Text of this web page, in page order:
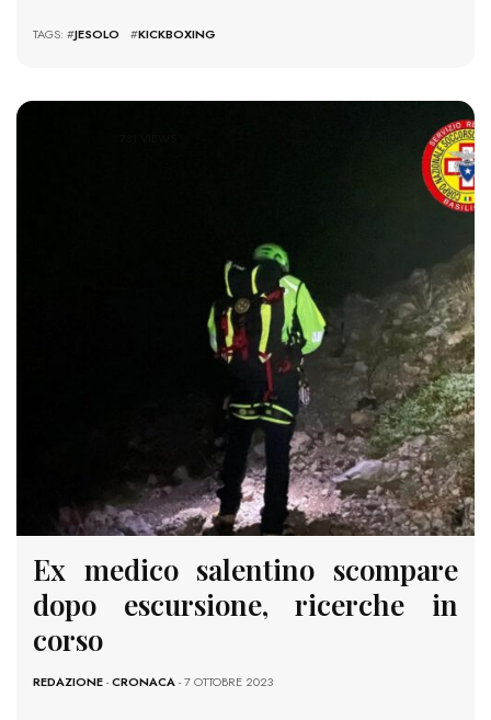
TAGS: #JESOLO #KICKBOXING
Ex medico salentino scompare
dopo escursione, ricerche in
corso
REDAZIONE-CRONACA- 7 OTTOBRE 2023